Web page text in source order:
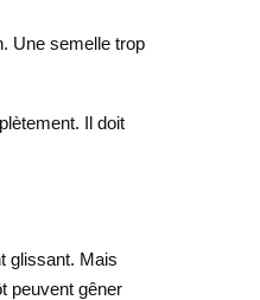
Une semelle trop
Il doit
glissant. Mais
peuvent gêner